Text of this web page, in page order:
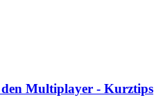
den Multiplayer - Kurztips